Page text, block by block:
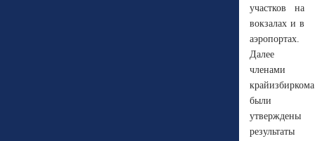
участков на
вокзалах и в
аэропортах.
Далее
членами
крайизбиркома
были
утверждены
результаты